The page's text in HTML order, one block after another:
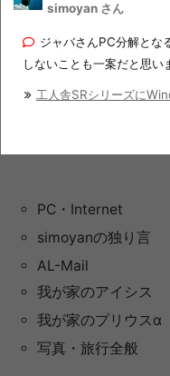
simoyan さん
ジャバさんPC分解とな
しないことも一案だと思
工人舎SRシリーズに
PC・Internet
simoyanの独り言
AL-Mail
我が家のアイシス
我が家のプリウスα
写真・旅行全般